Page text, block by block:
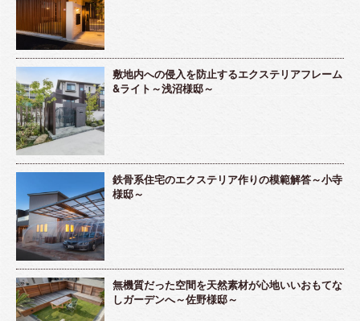
敷地内への侵入を防止するエクステリアフレーム
&ライト～浅沼様邸～
鉄骨系住宅のエクステリア作りの模範解答～小寺
様邸～
無機質だった空間を天然素材が心地いいおもてな
しガーデンへ～佐野様邸～